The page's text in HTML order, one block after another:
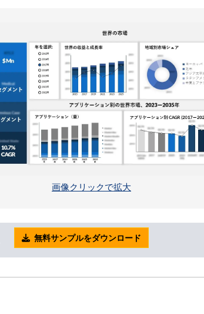
画像クリックで拡大
無料サンプルをダウンロード